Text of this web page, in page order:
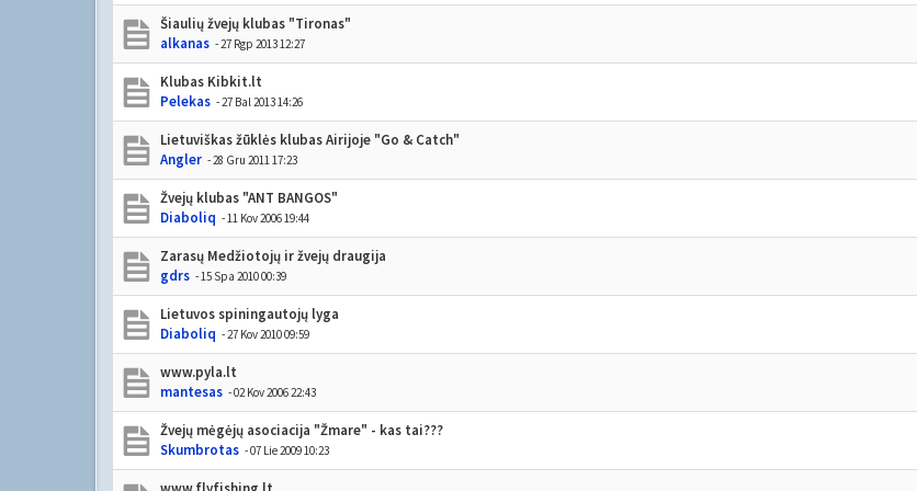
Šiaulių žvejų klubas "Tironas"
alkanas - 27 Rgp 2013 12:27
Klubas Kibkit.lt
Pelekas - 27 Bal 2013 14:26
Lietuviškas žūklės klubas Airijoje "Go & Catch"
Angler - 28 Gru 2011 17:23
Žvejų klubas "ANT BANGOS"
Diaboliq - 11 Kov 2006 19:44
Zarasų Medžiotojų ir žvejų draugija
gdrs - 15 Spa 2010 00:39
Lietuvos spiningautojų lyga
Diaboliq - 27 Kov 2010 09:59
www.pyla.lt
mantesas - 02 Kov 2006 22:43
Žvejų mėgėjų asociacija "Žmare" - kas tai???
Skumbrotas - 07 Lie 2009 10:23